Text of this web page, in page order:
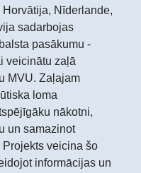
Nīderlande,
sadarbojas
pasākumu -
veicinātu zaļā
MVU. Zaļajam
loma
nākotni,
un samazinot
veicina šo
informācijas un